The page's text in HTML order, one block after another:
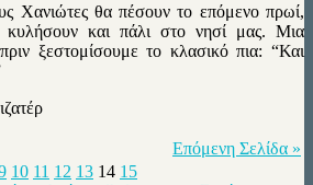
Χανιώτες θα πέσουν το επόμενο πρωί,
και πάλι στο νησί μας. Μια
ξεστομίσουμε το κλασικό πια: “Και
Επόμενη Σελίδα »
10 11 12 13 14 15